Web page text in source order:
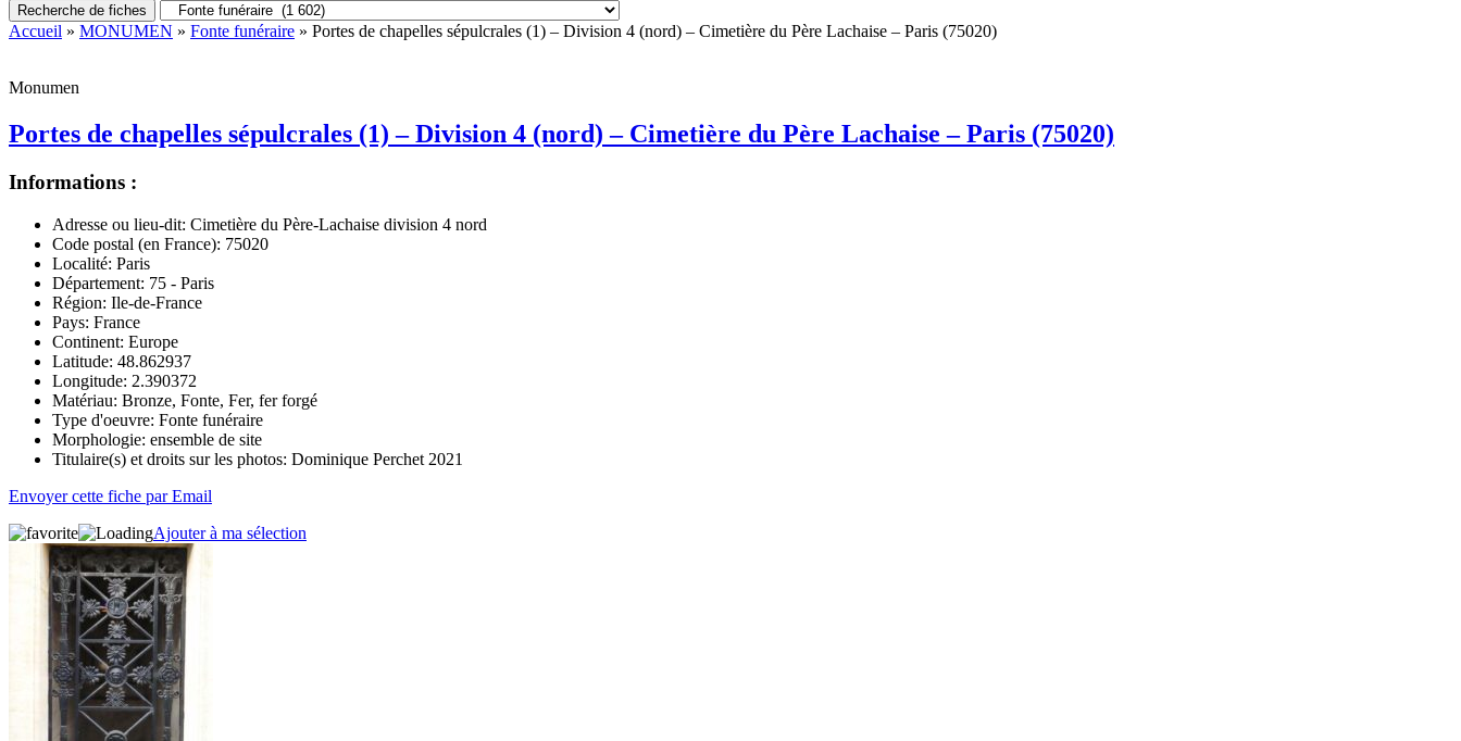
Recherche de fiches
Accueil » MONUMEN » Fonte funéraire » Portes de chapelles sépulcrales (1) – Division 4 (nord) – Cimetière du Père Lachaise – Paris (75020)
Monumen
Portes de chapelles sépulcrales (1) – Division 4 (nord) – Cimetière du Père Lachaise – Paris (75020)
Informations :
Adresse ou lieu-dit: Cimetière du Père-Lachaise division 4 nord
Code postal (en France): 75020
Localité: Paris
Département: 75 - Paris
Région: Ile-de-France
Pays: France
Continent: Europe
Latitude: 48.862937
Longitude: 2.390372
Matériau: Bronze, Fonte, Fer, fer forgé
Type d'oeuvre: Fonte funéraire
Morphologie: ensemble de site
Titulaire(s) et droits sur les photos: Dominique Perchet 2021
Envoyer cette fiche par Email
Ajouter à ma sélection